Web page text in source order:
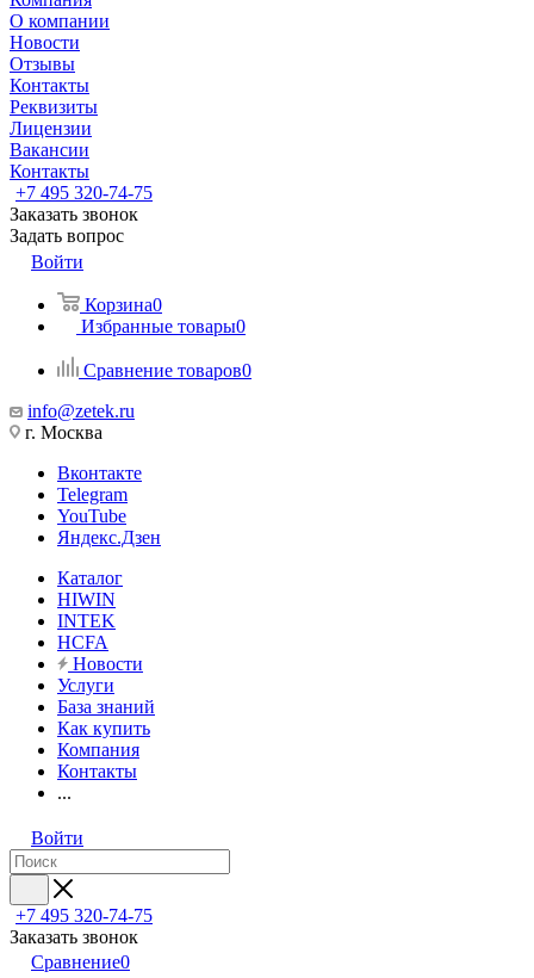
О компании
Новости
Отзывы
Контакты
Реквизиты
Лицензии
Вакансии
Контакты
+7 495 320-74-75
Заказать звонок
Задать вопрос
Войти
Корзина0
Избранные товары0
Сравнение товаров0
info@zetek.ru
г. Москва
Вконтакте
Telegram
YouTube
Яндекс.Дзен
Каталог
HIWIN
INTEK
HCFA
Новости
Услуги
База знаний
Как купить
Компания
Контакты
...
Войти
+7 495 320-74-75
Заказать звонок
Сравнение0